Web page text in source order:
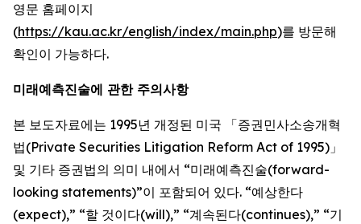
영문 홈페이지
(https://kau.ac.kr/english/index/main.php)를 방문해
확인이 가능하다.
미래예측진술에 관한 주의사항
본 보도자료에는 1995년 개정된 미국 「증권민사소송개혁
법(Private Securities Litigation Reform Act of 1995)」
및 기타 증권법의 의미 내에서 “미래예측진술(forward-
looking statements)”이 포함되어 있다. “예상한다
(expect),” “할 것이다(will),” “계속된다(continues),” “기